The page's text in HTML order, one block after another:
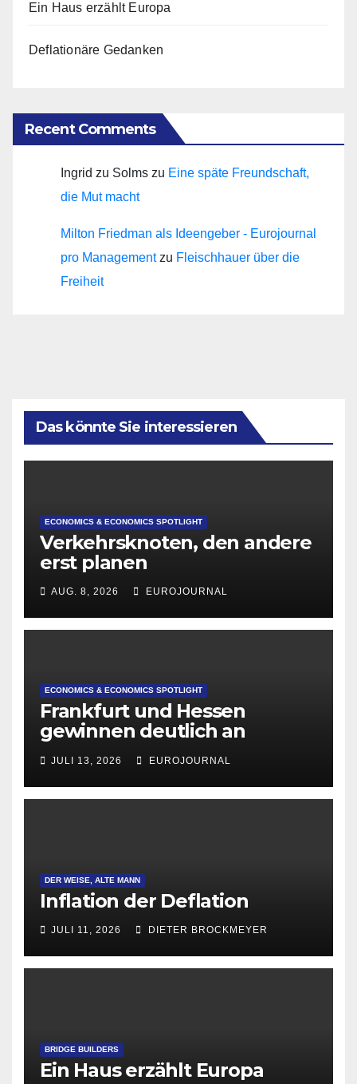
Ein Haus erzählt Europa
Deflationäre Gedanken
Recent Comments
Ingrid zu Solms zu Eine späte Freundschaft,
die Mut macht
Milton Friedman als Ideengeber - Eurojournal
pro Managementzu Fleischhauer über die
Freiheit
Das könnte Sie interessieren
ECONOMICS & ECONOMICS SPOTLIGHT
Verkehrsknoten, den andere
erst planen
AUG. 8, 2026 EUROJOURNAL
ECONOMICS & ECONOMICS SPOTLIGHT
Frankfurt und Hessen
gewinnen deutlich an
Attraktivität für Startup-
Gründungen
JULI 13, 2026 EUROJOURNAL
DER WEISE, ALTE MANN
Inflation der Deflation
JULI 11, 2026 DIETER BROCKMEYER
BRIDGE BUILDERS
Ein Haus erzählt Europa